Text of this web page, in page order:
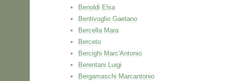
Benoldi Elsa
Bentivoglio Gaetano
Bercella Mara
Berceto
Bercighi Marc'Antonio
Berentani Luigi
Bergamaschi Marcantonio